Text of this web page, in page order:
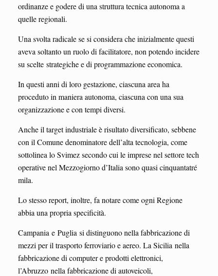
ordinanze e godere di una struttura tecnica autonoma a
quelle regionali.
Una svolta radicale se si considera che inizialmente questi
aveva soltanto un ruolo di facilitatore, non potendo incidere
su scelte strategiche e di programmazione economica.
In questi anni di loro gestazione, ciascuna area ha
proceduto in maniera autonoma, ciascuna con una sua
organizzazione e con tempi diversi.
Anche il target industriale è risultato diversificato, sebbene
con il Comune denominatore dell’alta tecnologia, come
sottolinea lo Svimez secondo cui le imprese nel settore tech
operative nel Mezzogiorno d’Italia sono quasi cinquantatré
mila.
Lo stesso report, inoltre, fa notare come ogni Regione
abbia una propria specificità.
Campania e Puglia si distinguono nella fabbricazione di
mezzi per il trasporto ferroviario e aereo. La Sicilia nella
fabbricazione di computer e prodotti elettronici,
l’Abruzzo nella fabbricazione di autoveicoli,